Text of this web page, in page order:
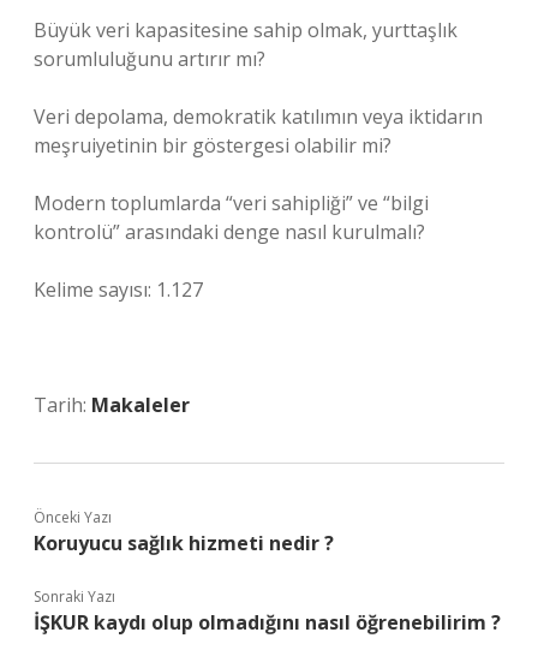
Büyük veri kapasitesine sahip olmak, yurttaşlık
sorumluluğunu artırır mı?
Veri depolama, demokratik katılımın veya iktidarın
meşruiyetinin bir göstergesi olabilir mi?
Modern toplumlarda “veri sahipliği” ve “bilgi
kontrolü” arasındaki denge nasıl kurulmalı?
Kelime sayısı: 1.127
Tarih: Makaleler
Önceki Yazı
Koruyucu sağlık hizmeti nedir ?
Sonraki Yazı
İŞKUR kaydı olup olmadığını nasıl öğrenebilirim ?